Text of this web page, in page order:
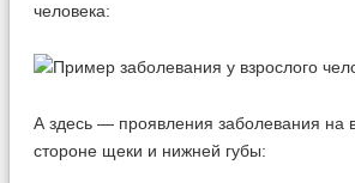
человека:
А здесь — проявления заболевания на
стороне щеки и нижней губы: